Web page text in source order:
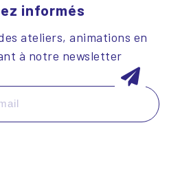
informés
ateliers, animations en
à notre newsletter